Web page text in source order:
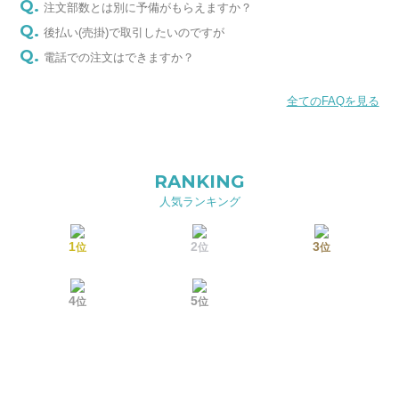
注文部数とは別に予備がもらえますか？
後払い(売掛)で取引したいのですが
電話での注文はできますか？
全てのFAQを見る
RANKING
人気ランキング
1位 2位 3位
4位 5位